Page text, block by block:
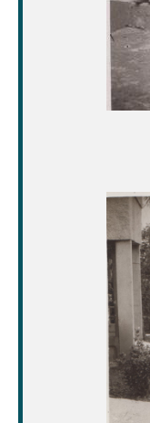
Image